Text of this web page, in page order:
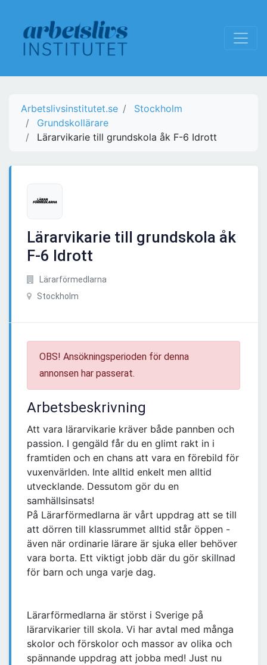
Arbetslivsinstitutet.se
Stockholm
Grundskollärare
Lärarvikarie till grundskola åk F-6 Idrott
Lärarvikarie till grundskola åk
F-6 Idrott
Lärarförmedlarna
Stockholm
OBS! Ansökningsperioden för denna
annonsen har passerat.
Arbetsbeskrivning
Att vara lärarvikarie kräver både pannben och
passion. I gengäld får du en glimt rakt in i
framtiden och en chans att vara en förebild för
vuxenvärlden. Inte alltid enkelt men alltid
utvecklande. Dessutom gör du en
samhällsinsats!
På Lärarförmedlarna är vårt uppdrag att se till
att dörren till klassrummet alltid står öppen -
även när ordinarie lärare är sjuka eller behöver
vara borta. Ett viktigt jobb där du gör skillnad
för barn och unga varje dag.
Lärarförmedlarna är störst i Sverige på
lärarvikarier till skola. Vi har avtal med många
skolor och förskolor och massor av olika och
spännande uppdrag att jobba med! Just nu